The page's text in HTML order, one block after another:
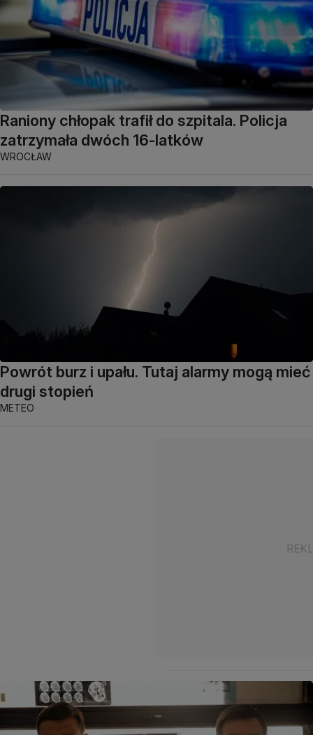
Raniony chłopak trafił do szpitala. Policja
zatrzymała dwóch 16-latków
WROCŁAW
Powrót burz i upału. Tutaj alarmy mogą mieć
drugi stopień
METEO